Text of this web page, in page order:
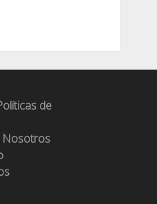
de
Nosotros